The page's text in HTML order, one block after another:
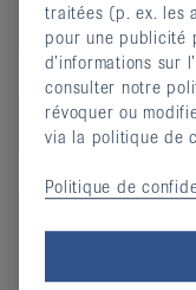
Adresse
CP
2400
Lieu
Le
traitées (p. ex. les
pour une publicité
d’informations sur
consulter notre
révoquer ou
via la politique de
Politique de